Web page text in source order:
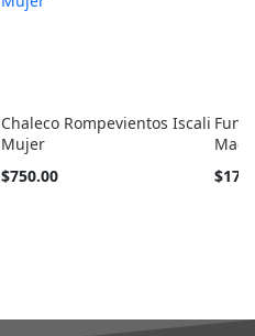
Chaleco Rompevientos Iscali
Mujer
Tan
$750.00